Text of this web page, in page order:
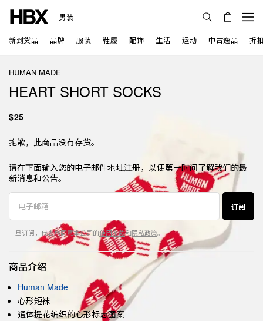
男装
新到货品 品牌 服装 鞋履 配饰 生活 运动 中古逸品 折
HUMAN MADE
HEART SHORT SOCKS
$25
抱歉，此商品没有存货。
请在下面输入您的电子邮件地址注册，以便第一时间了解我们的最
新消息和公告。
订阅
一旦订阅，代表您同意本公司的使用条款和隐私政策。
商品介绍
Human Made
心形短袜
通体提花编织的心形标志图案